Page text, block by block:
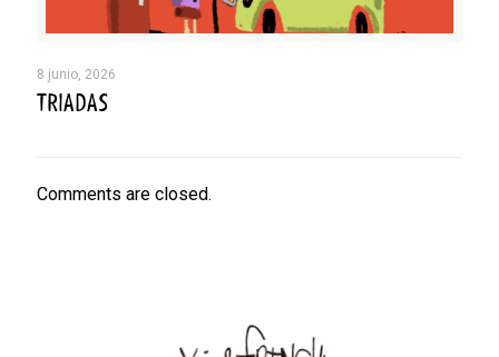
8 junio, 2026
TRIADAS
Comments are closed.